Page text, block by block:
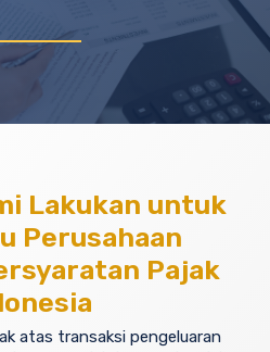
Lakukan untuk
Perusahaan
Pajak
atas transaksi pengeluaran